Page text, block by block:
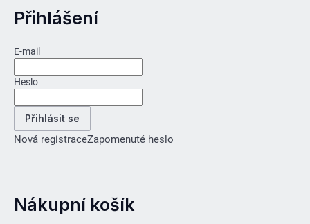
Přihlášení
E-mail
Heslo
Přihlásit se
Nová registraceZapomenuté heslo
Nákupní košík